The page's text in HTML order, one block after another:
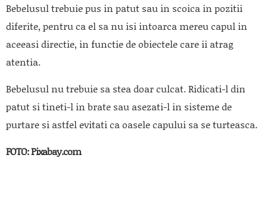
Bebelusul trebuie pus in patut sau in scoica in pozitii
diferite, pentru ca el sa nu isi intoarca mereu capul in
aceeasi directie, in functie de obiectele care ii atrag
atentia.
Bebelusul nu trebuie sa stea doar culcat. Ridicati-l din
patut si tineti-l in brate sau asezati-l in sisteme de
purtare si astfel evitati ca oasele capului sa se turteasca.
FOTO: Pixabay.com